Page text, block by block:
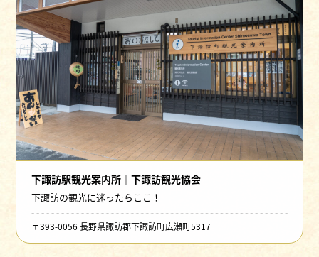
下諏訪駅観光案内所｜下諏訪観光協会
下諏訪の観光に迷ったらここ！
〒393-0056 長野県諏訪郡下諏訪町広瀬町5317